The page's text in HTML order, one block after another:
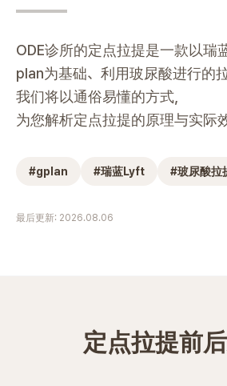
ODE诊所的定点拉提是一款以瑞
plan为基础、利用玻尿酸进行的
我们将以通俗易懂的方式，
为您解析定点拉提的原理与实际
#gplan #瑞蓝Lyft #玻尿酸拉
最后更新: 2026.08.06
定点拉提前